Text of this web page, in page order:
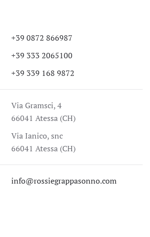
+39 0872 866987
+39 333 2065100
+39 339 168 9872
Via Gramsci, 4
66041 Atessa (CH)
Via Ianico, snc
66041 Atessa (CH)
info@rossiegrappasonno.com